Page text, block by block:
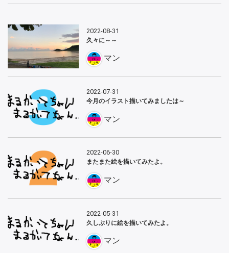
2022-08-31
久々に～～
マン
2022-07-31
今月のイラスト描いてみましたは～
マン
2022-06-30
またまた絵を描いてみたよ。
マン
2022-05-31
久しぶりに絵を描いてみたよ。
マン